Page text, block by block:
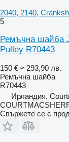
2040, 2140,
5
Ремъчна шайба
Pulley R70443
150 € ≈ 293,90 лв.
Ремъчна шайба
R70443
Ирландия,
Свържете се с